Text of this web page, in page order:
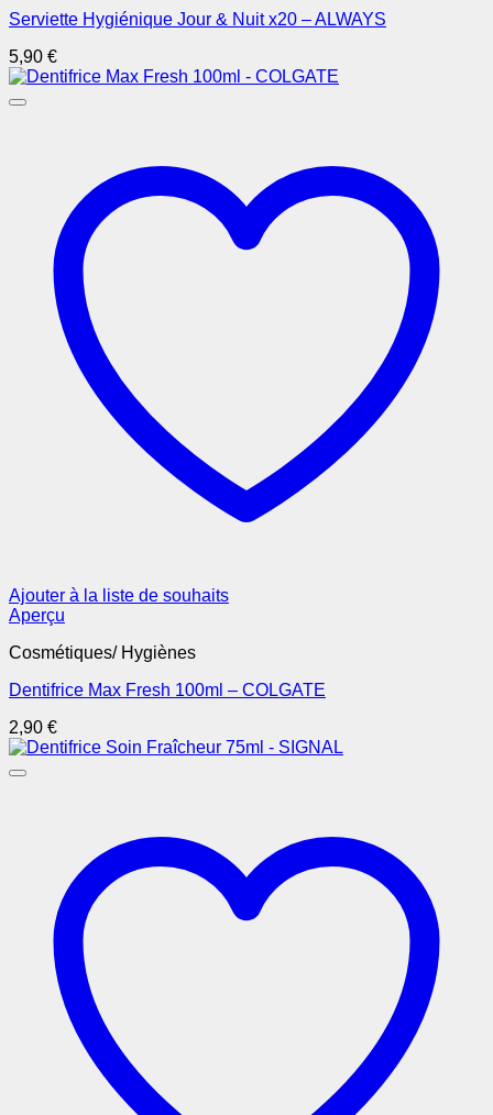
Serviette Hygiénique Jour & Nuit x20 – ALWAYS
5,90 €
Ajouter à la liste de souhaits
Aperçu
Cosmétiques/ Hygiènes
Dentifrice Max Fresh 100ml – COLGATE
2,90 €